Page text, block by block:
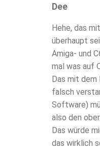
Dee
Hehe, das
überhaupt
Amiga- und
mal was auf
Das mit dem
falsch
Software)
also den
Das würde
das wirklich